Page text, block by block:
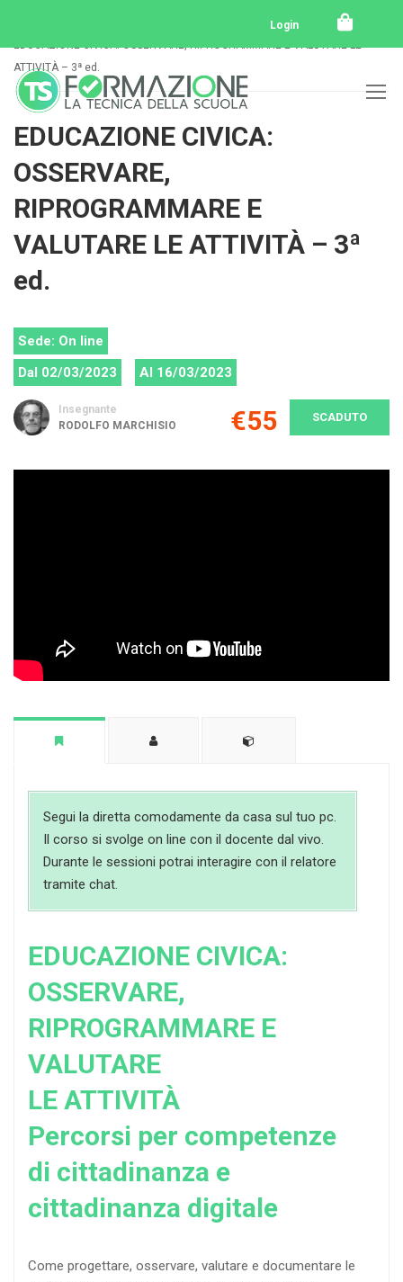
Login
EDUCAZIONE CIVICA: OSSERVARE, RIPROGRAMMARE E VALUTARE LE
ATTIVITÀ – 3ª ed.
EDUCAZIONE CIVICA:
OSSERVARE,
RIPROGRAMMARE E
VALUTARE LE ATTIVITÀ – 3ª
ed.
Sede: On line
Dal 02/03/2023
Al 16/03/2023
Insegnante
RODOLFO MARCHISIO
€55 SCADUTO
Segui la diretta comodamente da casa sul tuo pc.
Il corso si svolge on line con il docente dal vivo.
Durante le sessioni potrai interagire con il relatore
tramite chat.
EDUCAZIONE CIVICA:
OSSERVARE,
RIPROGRAMMARE E
VALUTARE
LE ATTIVITÀ
Percorsi per competenze
di cittadinanza e
cittadinanza digitale
Come progettare, osservare, valutare e documentare le